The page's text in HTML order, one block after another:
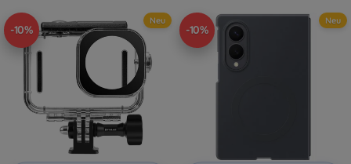
-10%
Neu
-10%
Neu